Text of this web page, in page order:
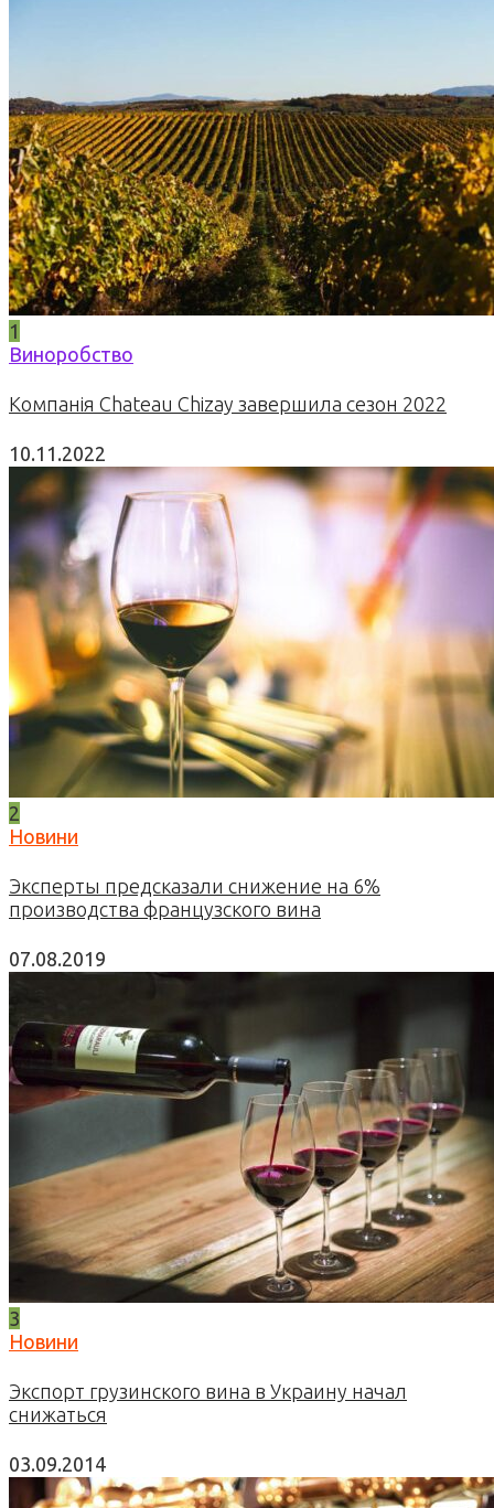
1
Виноробство
Компанія Chateau Chizay завершила сезон 2022
10.11.2022
2
Новини
Эксперты предсказали снижение на 6%
производства французского вина
07.08.2019
3
Новини
Экспорт грузинского вина в Украину начал
снижаться
03.09.2014